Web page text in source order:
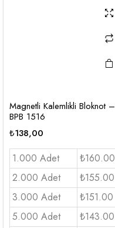
Magnetli Kalemlikli Bloknot –
BPB 1516
₺138,00
1.000 Adet
₺160.00
2.000 Adet
₺155.00
3.000 Adet
₺151.00
5.000 Adet
₺143.00